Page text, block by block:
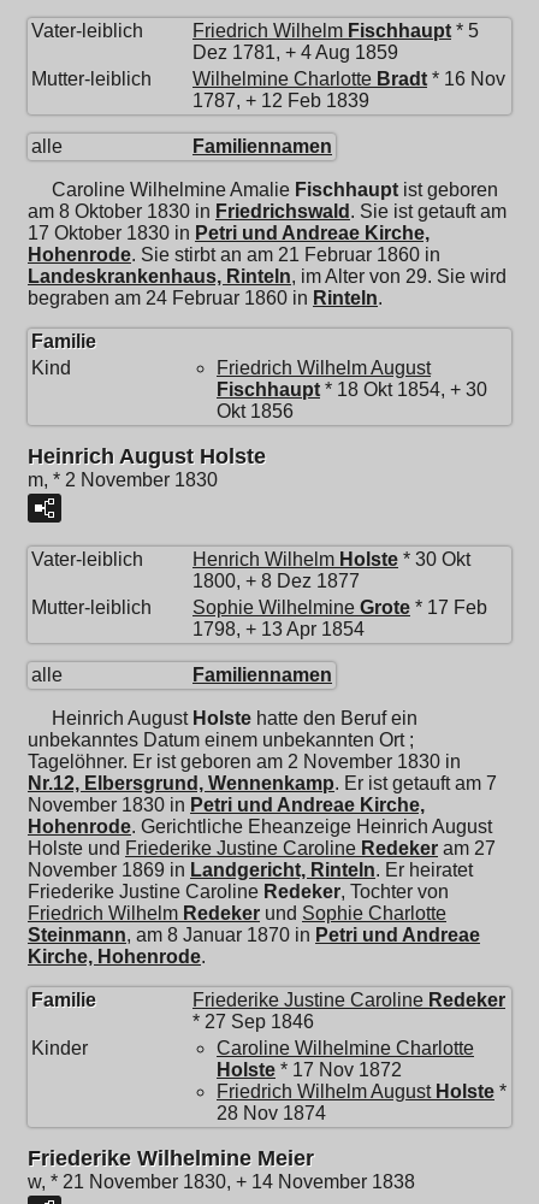
Vater-leiblich Friedrich Wilhelm Fischhaupt * 5
Dez 1781, + 4 Aug 1859
Mutter-leiblich
Wilhelmine Charlotte Bradt * 16 Nov
1787, + 12 Feb 1839
alle Familiennamen
Caroline Wilhelmine Amalie Fischhaupt ist geboren
am 8 Oktober 1830 in Friedrichswald . Sie ist getauft am
17 Oktober 1830 in Petri und Andreae Kirche,
Hohenrode. Sie stirbt an am 21 Februar 1860 in
Landeskrankenhaus, Rinteln, im Alter von 29. Sie wird
begraben am 24 Februar 1860 in Rinteln.
Familie
Kind
Friedrich Wilhelm August
Fischhaupt * 18 Okt 1854, + 30
Okt 1856
Heinrich August Holste
m, * 2 November 1830
Vater-leiblich Henrich Wilhelm Holste * 30 Okt
1800, + 8 Dez 1877
Mutter-leiblich
Sophie Wilhelmine Grote * 17 Feb
1798, + 13 Apr 1854
alle Familiennamen
Heinrich August Holste hatte den Beruf ein
unbekanntes Datum einem unbekannten Ort ;
Tagelöhner. Er ist geboren am 2 November 1830 in
Nr.12, Elbersgrund, Wennenkamp. Er ist getauft am 7
November 1830 in Petri und Andreae Kirche,
Hohenrode. Gerichtliche Eheanzeige Heinrich August
Holste und Friederike Justine Caroline Redeker am 27
November 1869 in Landgericht, Rinteln. Er heiratet
Friederike Justine Caroline Redeker, Tochter von
Friedrich Wilhelm Redeker und Sophie Charlotte
Steinmann, am 8 Januar 1870 in Petri und Andreae
Kirche, Hohenrode.
Familie Friederike Justine Caroline Redeker
* 27 Sep 1846
Kinder
Caroline Wilhelmine Charlotte
Holste * 17 Nov 1872
Friedrich Wilhelm August Holste *
28 Nov 1874
Friederike Wilhelmine Meier
w, * 21 November 1830, + 14 November 1838